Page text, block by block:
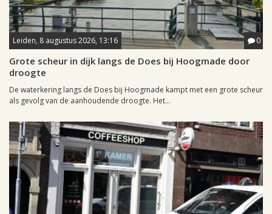
Leiden, 8 augustus 2026, 13:16 0
Grote scheur in dijk langs de Does bij Hoogmade door
droogte
De waterkering langs de Does bij Hoogmade kampt met een grote scheur
als gevolg van de aanhoudende droogte. Het...